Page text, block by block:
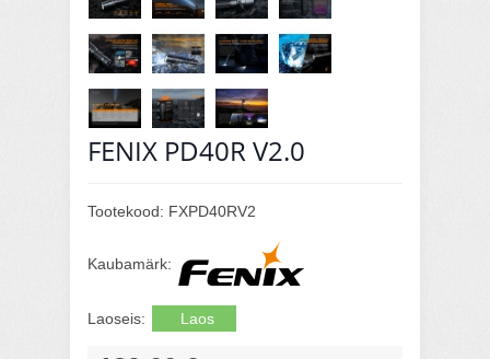
FENIX PD40R V2.0
Tootekood: FXPD40RV2
Kaubamärk:
Laoseis: Laos